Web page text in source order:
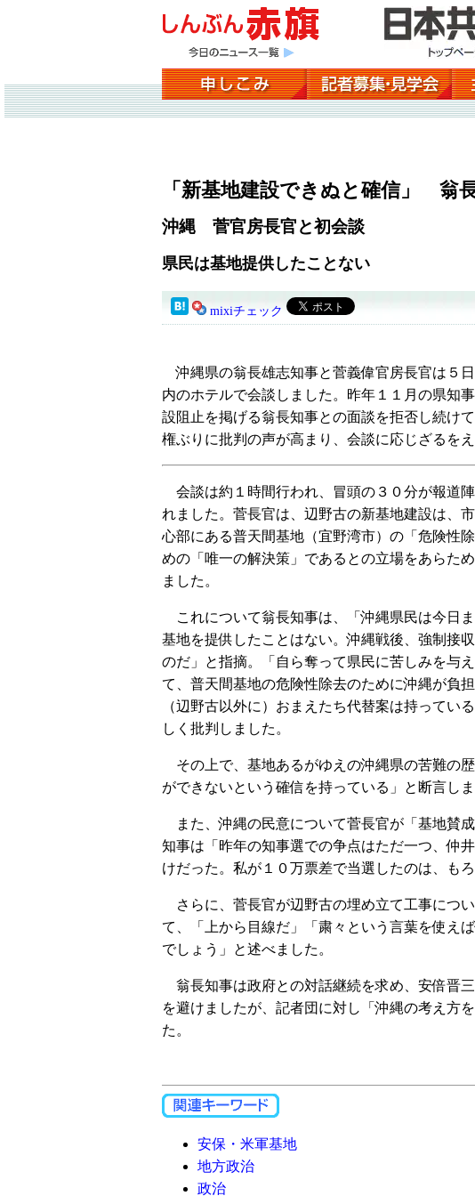
「新基地建設できぬと確信」 翁
沖縄 菅官房長官と初会談
県民は基地提供したことない
mixiチェック
沖縄県の翁長雄志知事と菅義偉官房長官は５
内のホテルで会談しました。昨年１１月の県知
設阻止を掲げる翁長知事との面談を拒否し続け
権ぶりに批判の声が高まり、会談に応じざるを
会談は約１時間行われ、冒頭の３０分が報道
れました。菅長官は、辺野古の新基地建設は、
心部にある普天間基地（宜野湾市）の「危険性
めの「唯一の解決策」であるとの立場をあらた
ました。
これについて翁長知事は、「沖縄県民は今日
基地を提供したことはない。沖縄戦後、強制接
のだ」と指摘。「自ら奪って県民に苦しみを与
て、普天間基地の危険性除去のために沖縄が負担
（辺野古以外に）おまえたち代替案は持ってい
しく批判しました。
その上で、基地あるがゆえの沖縄県の苦難の
ができないという確信を持っている」と断言しま
また、沖縄の民意について菅長官が「基地賛
知事は「昨年の知事選での争点はただ一つ、仲
けだった。私が１０万票差で当選したのは、も
さらに、菅長官が辺野古の埋め立て工事につ
て、「上から目線だ」「粛々という言葉を使え
でしょう」と述べました。
翁長知事は政府との対話継続を求め、安倍晋
を避けましたが、記者団に対し「沖縄の考え方
た。
安保・米軍基地
地方政治
政治